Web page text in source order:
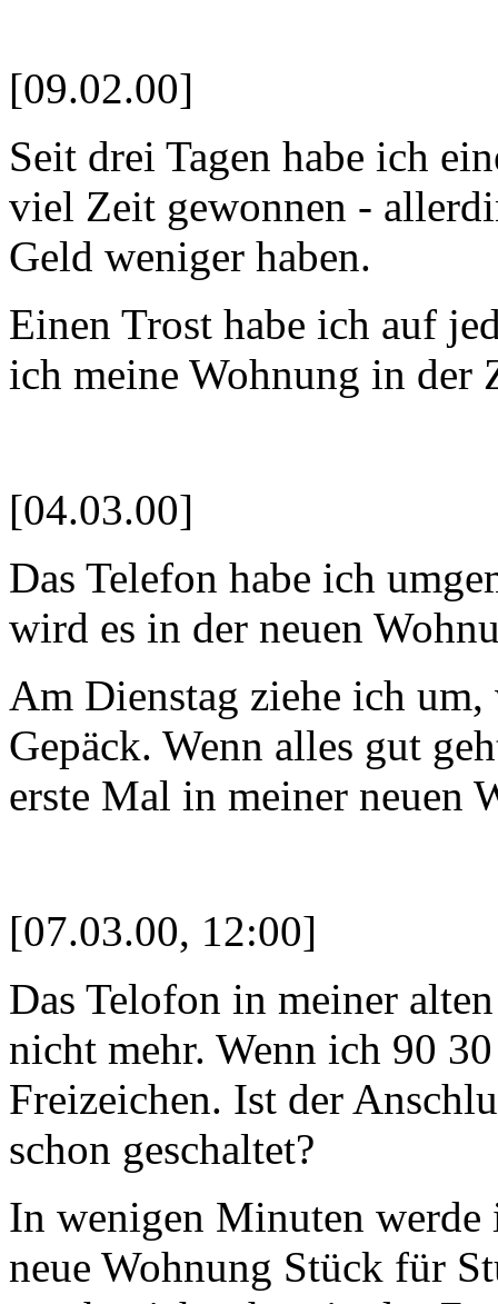
[09.02.00]
Seit drei Tagen habe ich
viel Zeit gewonnen -
Geld weniger haben.
Einen Trost habe ich auf
ich meine Wohnung in der
[04.03.00]
Das Telefon habe ich
wird es in der neuen
Am Dienstag ziehe ich
Gepäck. Wenn alles gut
erste Mal in meiner neuen
[07.03.00, 12:00]
Das Telofon in meiner
nicht mehr. Wenn ich 90
Freizeichen. Ist der
schon geschaltet?
In wenigen Minuten
neue Wohnung Stück für